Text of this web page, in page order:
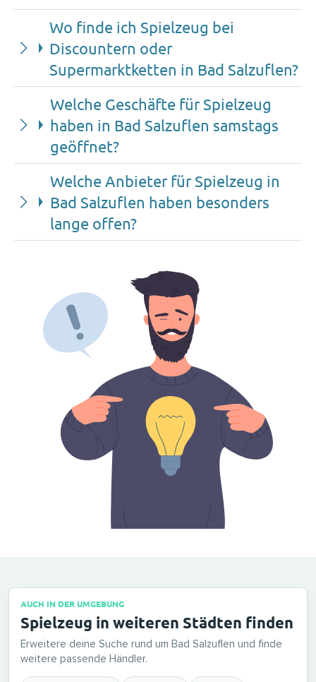
Wo finde ich Spielzeug bei
Discountern oder
Supermarktketten in Bad Salzuflen?
Welche Geschäfte für Spielzeug
haben in Bad Salzuflen samstags
geöffnet?
Welche Anbieter für Spielzeug in
Bad Salzuflen haben besonders
lange offen?
AUCH IN DER UMGEBUNG
Spielzeug in weiteren Städten finden
Erweitere deine Suche rund um Bad Salzuflen und finde
weitere passende Händler.